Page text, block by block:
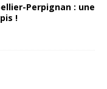
Perpignan : une
!